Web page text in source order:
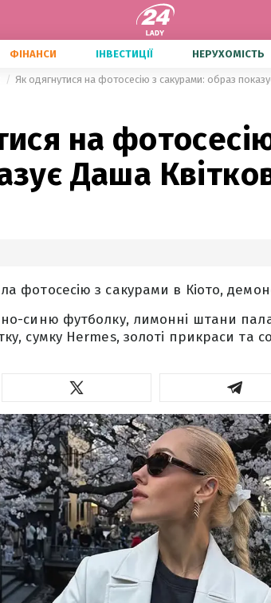
ФІНАНСИ ІНВЕСТИЦІЇ НЕРУХОМІСТЬ
Як одягнутися на фотосесію з сакурами: образ
на
Даша
фотосесію з сакурами в Кіото,
синю футболку, лимонні штани
сумку Hermes, золоті прикраси та